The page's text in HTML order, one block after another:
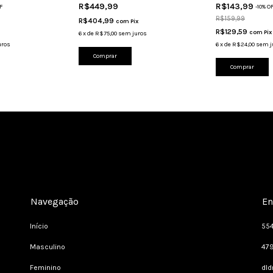
R$449,99
R$404,99 com Pix
6xde R$75,00 sem juros
Comprar
R$143,99 -10%
R$159,99
R$129,59 com Pix
6xde R$24,00 sem
Comprar
Navegação
Início
Masculino
Feminino